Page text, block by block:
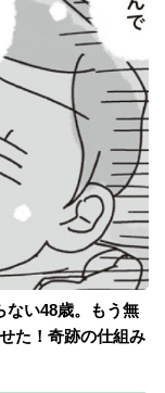
ない48歳。もう無
た！奇跡の仕組み